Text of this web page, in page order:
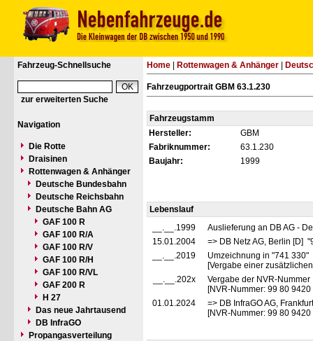
Fahrzeug-Schnellsuche
zur erweiterten Suche
Navigation
Die Rotte
Draisinen
Rottenwagen & Anhänger
Deutsche Bundesbahn
Deutsche Reichsbahn
Deutsche Bahn AG
GAF 100 R
GAF 100 R/A
GAF 100 R/V
GAF 100 R/H
GAF 100 R/VL
GAF 200 R
H 27
Das neue Jahrtausend
DB InfraGO
Propangasverteilung
Home Rottenwagen & Anhänger
Fahrzeugportrait GBM 63.1.230
Fahrzeugstamm
Hersteller:
GBM
Fabriknummer:
63.1.230
Baujahr:
1999
Lebenslauf
__.__.1999
Auslieferung an DB AG -
15.01.2004
=> DB Netz AG, Berlin [D]
__.__.2019
Umzeichnung in "741 330"
[Vergabe einer
__.__.202x
Vergabe der NVR-Nummer
[NVR-Nummer: 99 80
01.01.2024
=> DB InfraGO AG,
[NVR-Nummer: 99 80